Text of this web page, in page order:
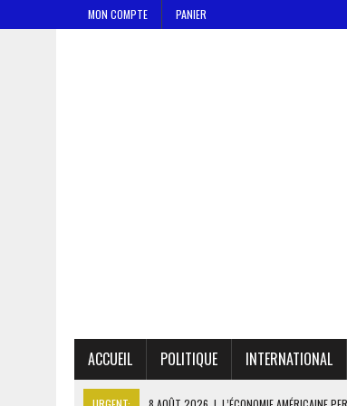
MON COMPTE PANIER
ACCUEIL POLITIQUE INTERNATIONAL